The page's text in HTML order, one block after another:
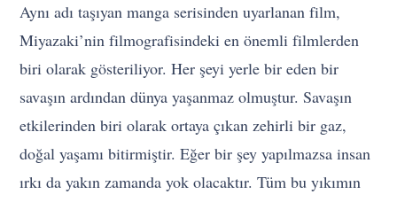
Aynı adı taşıyan manga serisinden uyarlanan film,
Miyazaki’nin filmografisindeki en önemli filmlerden
biri olarak gösteriliyor. Her şeyi yerle bir eden bir
savaşın ardından dünya yaşanmaz olmuştur. Savaşın
etkilerinden biri olarak ortaya çıkan zehirli bir gaz,
doğal yaşamı bitirmiştir. Eğer bir şey yapılmazsa insan
ırkı da yakın zamanda yok olacaktır. Tüm bu yıkımın